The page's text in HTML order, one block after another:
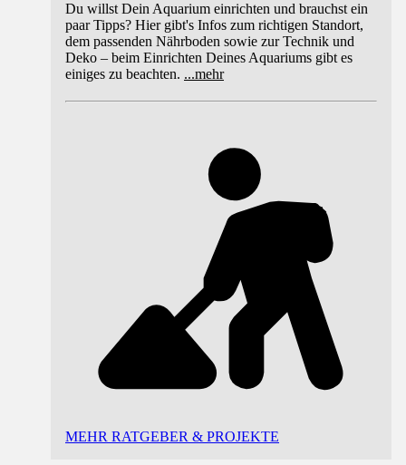
Du willst Dein Aquarium einrichten und brauchst ein
paar Tipps? Hier gibt's Infos zum richtigen Standort,
dem passenden Nährboden sowie zur Technik und
Deko – beim Einrichten Deines Aquariums gibt es
einiges zu beachten. ...mehr
MEHR RATGEBER & PROJEKTE